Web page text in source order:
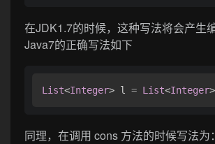
在JDK1.7的时候，这种写法将会产生
Java7的正确写法如下
List<Integer> l = List<Integer>
同理，在调用 cons 方法的时候写法为：